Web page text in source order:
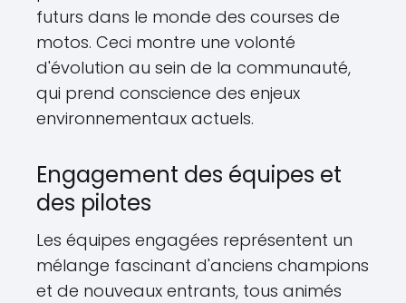
futurs dans le monde des courses de
motos. Ceci montre une volonté
d'évolution au sein de la communauté,
qui prend conscience des enjeux
environnementaux actuels.
Engagement des équipes et
des pilotes
Les équipes engagées représentent un
mélange fascinant d'anciens champions
et de nouveaux entrants, tous animés